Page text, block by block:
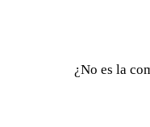
¿No es la